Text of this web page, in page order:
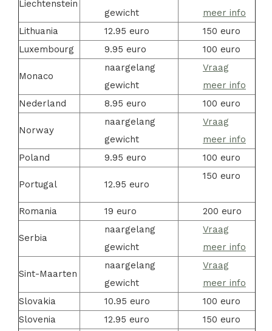
Liechtenstein
gewicht
meer info
Lithuania
12.95 euro
150 euro
Luxembourg
9.95 euro 100 euro
Monaco
naargelang
gewicht
Vraag
meer info
Nederland
8.95 euro 100 euro
Norway
naargelang
gewicht
Vraag
meer info
Poland
9.95 euro 100 euro
Portugal 12.95 euro
150 euro
Romania 19 euro 200 euro
Serbia
naargelang
gewicht
Vraag
meer info
Sint-Maarten
naargelang
gewicht
Vraag
meer info
Slovakia
10.95 euro
100 euro
Slovenia
12.95 euro
150 euro